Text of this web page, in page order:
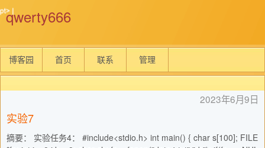
qwerty666
博客园 首页 联系 管理
2023年6月9日
实验7
摘要： 实验任务4： #include<stdio.h> int main() { char s[100]; FILE